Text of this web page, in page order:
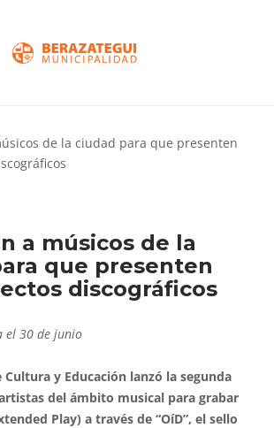
a músicos de la
que presenten
discográficos
el 30 de junio
Cultura y Educación lanzó la segunda
del ámbito musical para grabar
Play) a través de “OíD”, el sello